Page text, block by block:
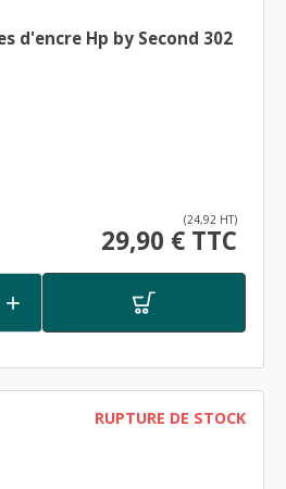
d'encre Hp by Second 302
(24,92 HT)
29,90 € TTC

RUPTURE DE STOCK